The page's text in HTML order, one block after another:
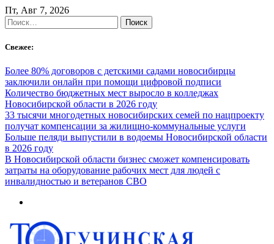
Skip
to
content
Пт, Авг 7, 2026
Найти:
Свежее:
Более 80% договоров с детскими садами новосибирцы
заключили онлайн при помощи цифровой подписи
Количество бюджетных мест выросло в колледжах
Новосибирской области в 2026 году
33 тысячи многодетных новосибирских семей по нацпроекту
получат компенсации за жилищно-коммунальные услуги
Больше пеляди выпустили в водоемы Новосибирской области
в 2026 году
В Новосибирской области бизнес сможет компенсировать
затраты на оборудование рабочих мест для людей с
инвалидностью и ветеранов СВО